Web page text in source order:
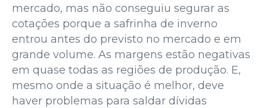
mercado, mas não conseguiu segurar as
cotações porque a safrinha de inverno
entrou antes do previsto no mercado e em
grande volume. As margens estão negativas
em quase todas as regiões de produção. E,
mesmo onde a situação é melhor, deve
haver problemas para saldar dívidas